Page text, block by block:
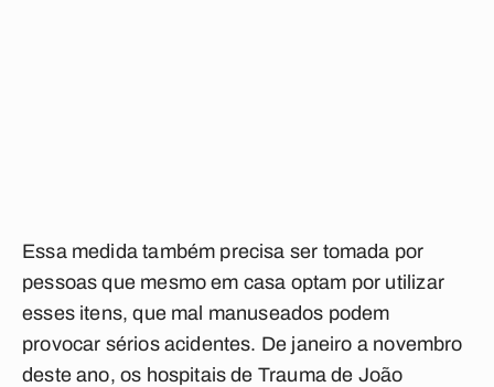
Essa medida também precisa ser tomada por
pessoas que mesmo em casa optam por utilizar
esses itens, que mal manuseados podem
provocar sérios acidentes. De janeiro a novembro
deste ano, os hospitais de Trauma de João